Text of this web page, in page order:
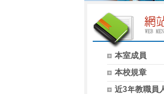
本室成員
本校規章
近3年教職員